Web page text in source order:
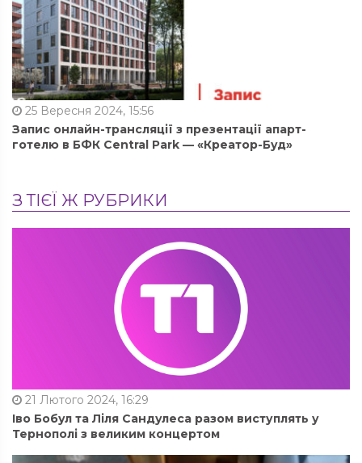
25 Вересня 2024, 15:56
Запис онлайн-трансляції з презентації апарт-
готелю в БФК Central Park — «Креатор-Буд»
З ТІЄЇ Ж РУБРИКИ
21 Лютого 2024, 16:29
Іво Бобул та Ліля Сандулеса разом виступлять у
Тернополі з великим концертом